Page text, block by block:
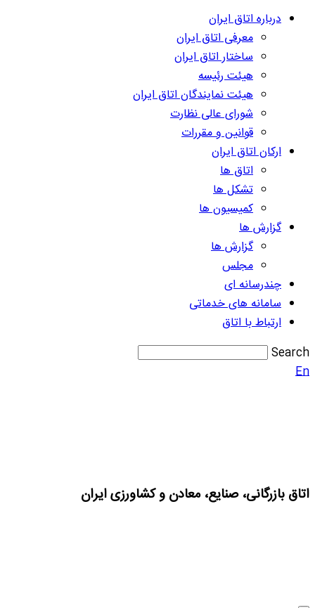
درباره اتاق ایران
معرفی اتاق ایران
ساختار اتاق ایران
هیئت رئیسه
هیئت نمایندگان اتاق ایران
شورای عالی نظارت
قوانین و مقررات
ارکان اتاق ایران
اتاق ها
تشکل ها
کمیسیون ها
گزارش ها
گزارش ها
مجلس
چندرسانه ای
سامانه های خدماتی
ارتباط با اتاق
Search
En
اتاق بازرگانی، صنایع، معادن و کشاورزی ایران